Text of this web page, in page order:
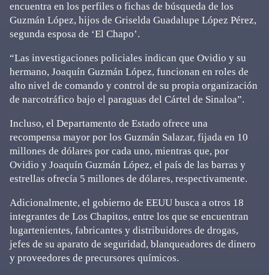
encuentra en los perfiles o fichas de búsqueda de los
Guzmán López, hijos de Griselda Guadalupe López Pérez,
segunda esposa de ‘El Chapo’.
“Las investigaciones policiales indican que Ovidio y su
hermano, Joaquín Guzmán López, funcionan en roles de
alto nivel de comando y control de su propia organización
de narcotráfico bajo el paraguas del Cártel de Sinaloa”.
Incluso, el Departamento de Estado ofrece una
recompensa mayor por los Guzmán Salazar, fijada en 10
millones de dólares por cada uno, mientras que, por
Ovidio y Joaquín Guzmán López, el país de las barras y
estrellas ofrecía 5 millones de dólares, respectivamente.
Adicionalmente, el gobierno de EEUU busca a otros 18
integrantes de Los Chapitos, entre los que se encuentran
lugartenientes, fabricantes y distribuidores de drogas,
jefes de su aparato de seguridad, blanqueadores de dinero
y proveedores de precursores químicos.